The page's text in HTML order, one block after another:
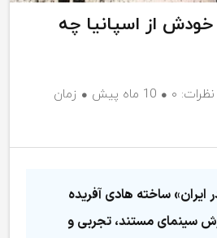
خودش از اسپانیا چه
نظرات: ۰ 10 ماه پیش
زمان
ایران» ساخته هادی آفریده
سینمای مستند، تجربی و